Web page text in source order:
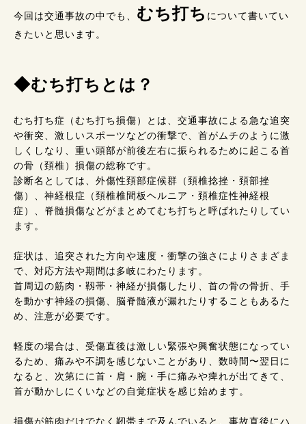
今回は交通事故の中でも、 むち打ち について書いてい
きたいと思います。
◆むち打ちとは？
むち打ち症（むち打ち損傷）とは、交通事故による急な追突
や衝突、激しいスポーツなどの衝撃で、首がムチのように激
しくしなり、重い頭部が前後左右に振られるために起こる首
の骨（頚椎）損傷の総称です。
診断名としては、外傷性頚部症候群（頚椎捻挫・頚部挫
傷）、神経根症（頚椎椎間板ヘルニア・頚椎症性神経根
症）、脊髄損傷などがまとめてむち打ちと呼ばれたりしてい
ます。
症状は、追突された方向や速度・衝撃の強さによりさまざま
で、対応方法や期間は多岐にわたります。
首周辺の筋肉・靱帯・神経が損傷したり、首の骨の骨折、手
を動かす神経の損傷、脳脊髄液が漏れたりすることもあるた
め、注意が必要です。
軽度の場合は、受傷直後は激しい緊張や興奮状態になってい
るため、痛みや不調を感じないことがあり、数時間〜翌日に
なると、次第にに首・肩・腕・手に痛みや痺れが出てきて、
首が動かしにくいなどの自覚症状を感じ始めます。
損傷が筋肉だけでなく靭帯まで及んでいると、事故直後にハ